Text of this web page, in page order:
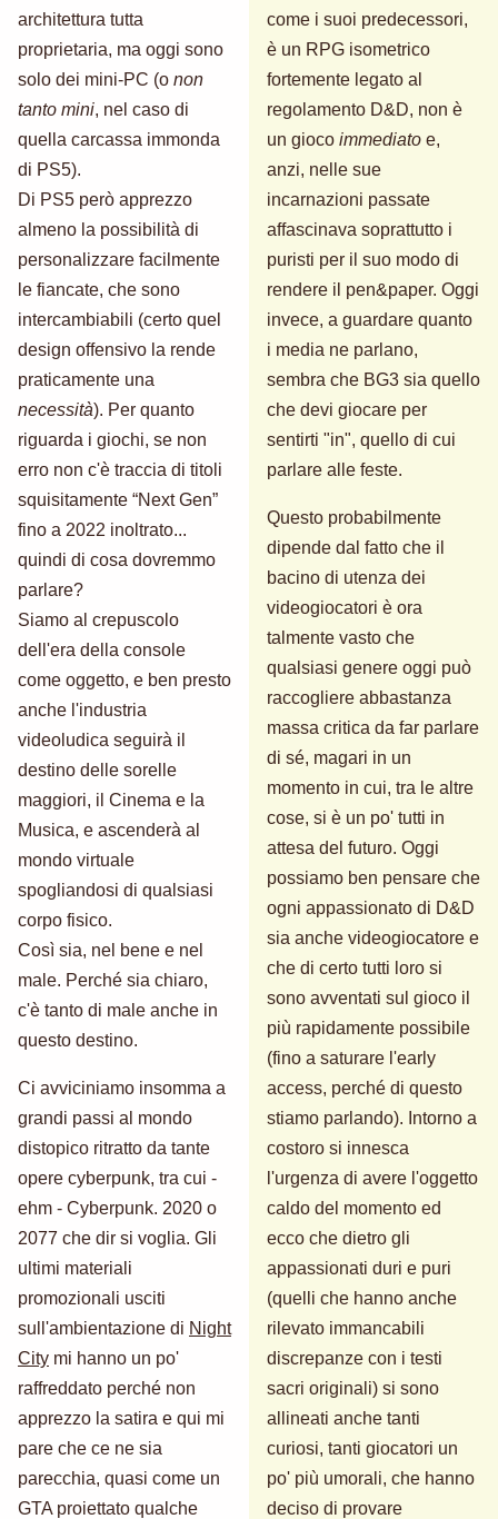
architettura tutta
proprietaria, ma oggi sono
solo dei mini-PC (o non
tanto mini, nel caso di
quella carcassa immonda
di PS5).
Di PS5 però apprezzo
almeno la possibilità di
personalizzare facilmente
le fiancate, che sono
intercambiabili (certo quel
design offensivo la rende
praticamente una
necessità). Per quanto
riguarda i giochi, se non
erro non c'è traccia di titoli
squisitamente “Next Gen”
fino a 2022 inoltrato...
quindi di cosa dovremmo
parlare?
Siamo al crepuscolo
dell'era della console
come oggetto, e ben presto
anche l'industria
videoludica seguirà il
destino delle sorelle
maggiori, il Cinema e la
Musica, e ascenderà al
mondo virtuale
spogliandosi di qualsiasi
corpo fisico.
Così sia, nel bene e nel
male. Perché sia chiaro,
c'è tanto di male anche in
questo destino.
Ci avviciniamo insomma a
grandi passi al mondo
distopico ritratto da tante
opere cyberpunk, tra cui -
ehm - Cyberpunk. 2020 o
2077 che dir si voglia. Gli
ultimi materiali
promozionali usciti
sull'ambientazione di Night
City mi hanno un po'
raffreddato perché non
apprezzo la satira e qui mi
pare che ce ne sia
parecchia, quasi come un
GTA proiettato qualche
come i suoi predecessori,
è un RPG isometrico
fortemente legato al
regolamento D&D, non è
un gioco immediato e,
anzi, nelle sue
incarnazioni passate
affascinava soprattutto i
puristi per il suo modo di
rendere il pen&paper. Oggi
invece, a guardare quanto
i media ne parlano,
sembra che BG3 sia quello
che devi giocare per
sentirti "in", quello di cui
parlare alle feste.
Questo probabilmente
dipende dal fatto che il
bacino di utenza dei
videogiocatori è ora
talmente vasto che
qualsiasi genere oggi può
raccogliere abbastanza
massa critica da far parlare
di sé, magari in un
momento in cui, tra le altre
cose, si è un po' tutti in
attesa del futuro. Oggi
possiamo ben pensare che
ogni appassionato di D&D
sia anche videogiocatore e
che di certo tutti loro si
sono avventati sul gioco il
più rapidamente possibile
(fino a saturare l'early
access, perché di questo
stiamo parlando). Intorno a
costoro si innesca
l'urgenza di avere l'oggetto
caldo del momento ed
ecco che dietro gli
appassionati duri e puri
(quelli che hanno anche
rilevato immancabili
discrepanze con i testi
sacri originali) si sono
allineati anche tanti
curiosi, tanti giocatori un
po' più umorali, che hanno
deciso di provare